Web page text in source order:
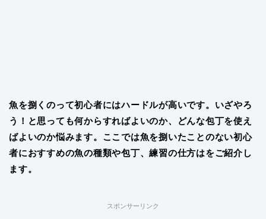
魚を捌くのって初心者にはハードルが高いです。いざやろ
う！と思っても何からすればよいのか、どんな包丁を使え
ばよいのか悩みます。ここでは魚を捌いたことのない初心
者におすすめの魚の種類や包丁、練習の仕方はをご紹介し
ます。
スポンサーリンク